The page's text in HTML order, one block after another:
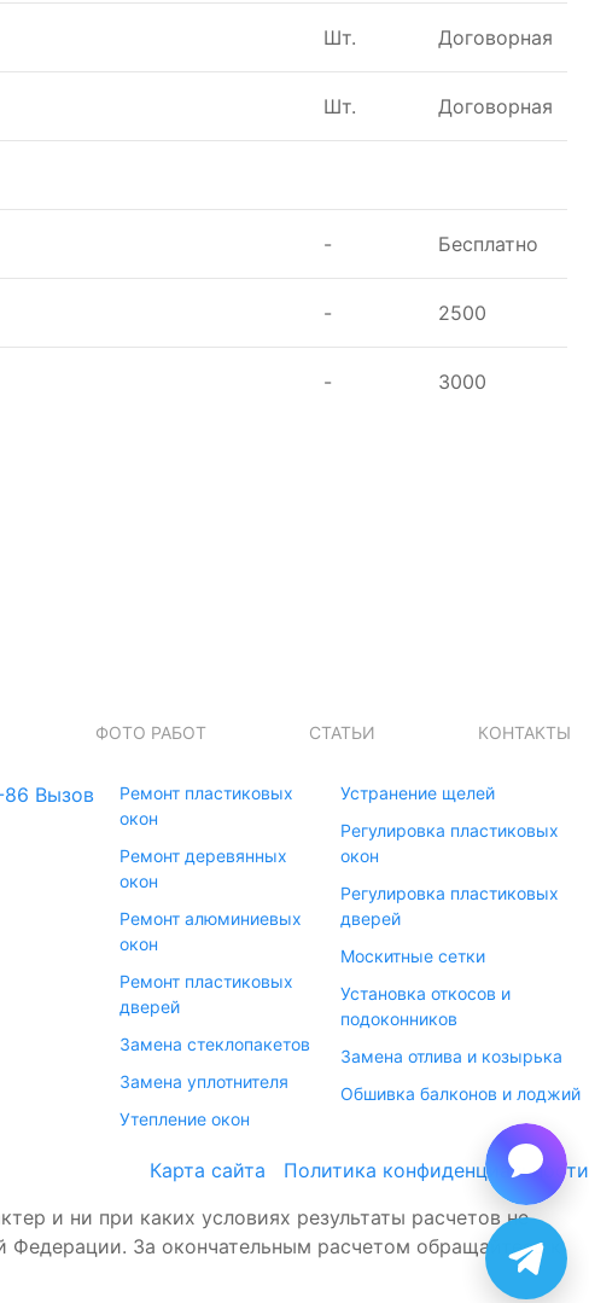
Шт. Договорная
Шт. Договорная
- Бесплатно
- 2500
- 3000
ФОТО РАБОТ СТАТЬИ КОНТАКТЫ
Вызов
Ремонт пластиковых
окон
Ремонт деревянных
окон
Ремонт алюминиевых
окон
Ремонт пластиковых
дверей
Замена стеклопакетов
Замена уплотнителя
Утепление окон
Устранение щелей
Регулировка пластиковых
окон
Регулировка пластиковых
дверей
Москитные сетки
Установка откосов и
подоконников
Замена отлива и козырька
Обшивка балконов и лоджий
Карта сайта
Политика конфиденциальности
и ни при каких условиях результаты расчетов не
За окончательным расчетом обращайтесь к